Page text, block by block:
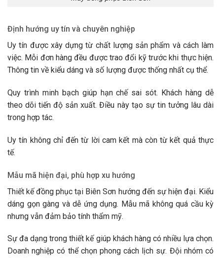
Định hướng uy tín và chuyên nghiệp
Uy tín được xây dựng từ chất lượng sản phẩm và cách làm
việc. Mỗi đơn hàng đều được trao đổi kỹ trước khi thực hiện.
Thông tin về kiểu dáng và số lượng được thống nhất cụ thể.
Quy trình minh bạch giúp hạn chế sai sót. Khách hàng dễ
theo dõi tiến độ sản xuất. Điều này tạo sự tin tưởng lâu dài
trong hợp tác.
Uy tín không chỉ đến từ lời cam kết mà còn từ kết quả thực
tế.
Mẫu mã hiện đại, phù hợp xu hướng
Thiết kế đồng phục tại Biên Sơn hướng đến sự hiện đại. Kiểu
dáng gọn gàng và dễ ứng dụng. Mẫu mã không quá cầu kỳ
nhưng vẫn đảm bảo tính thẩm mỹ.
Sự đa dạng trong thiết kế giúp khách hàng có nhiều lựa chọn.
Doanh nghiệp có thể chọn phong cách lịch sự. Đội nhóm có